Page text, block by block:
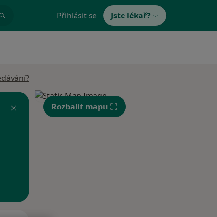
Přihlásit se Jste lékař?
Rozbalit mapu